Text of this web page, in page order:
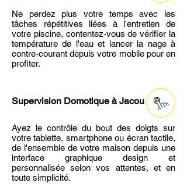
Ne perdez plus votre temps avec les
tâches répétitives liées à l'entretien de
votre piscine, contentez-vous de vérifier la
température de l'eau et lancer la nage à
contre-courant depuis votre mobile pour en
profiter.
Supervision Domotique à Jacou
Ayez le contrôle du bout des doigts sur
votre tablette, smartphone ou écran tactile,
de l'ensemble de votre maison depuis une
interface graphique design et
personnalisée selon vos attentes, et en
toute simplicité.